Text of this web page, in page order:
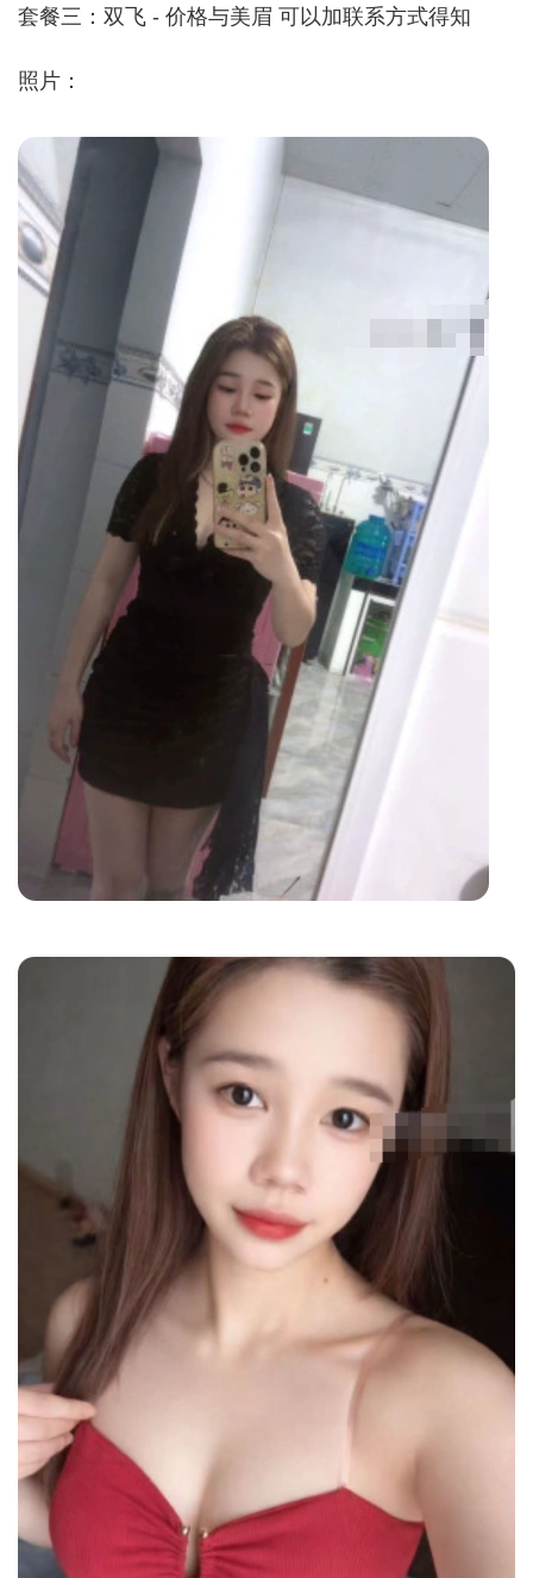
套餐三：双飞 - 价格与美眉 可以加联系方式得知
照片：